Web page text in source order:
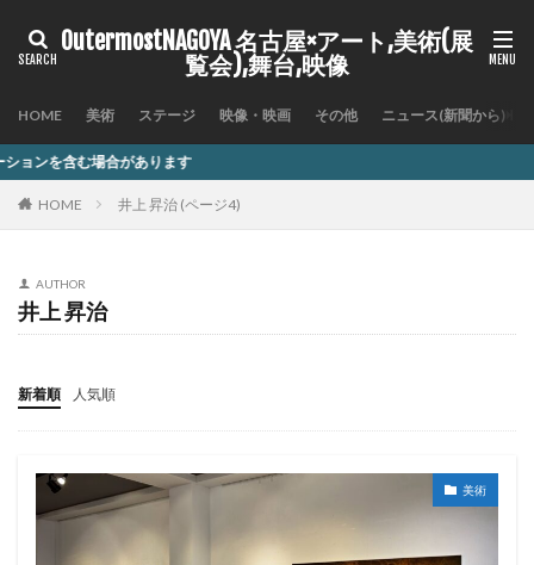
OutermostNAGOYA 名古屋×アート,美術(展
覧会),舞台,映像
HOME 美術 ステージ 映像・映画 その他 ニュース(新聞から)
HOME 井上 昇治 (ページ4)
AUTHOR
井上 昇治
新着順 人気順
美術